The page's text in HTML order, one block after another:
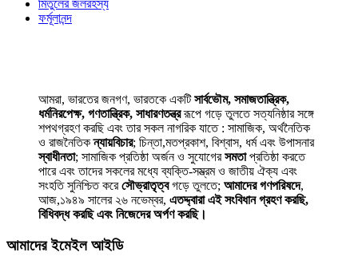
মিতুলের জলরহস্য
ফর্মূলানন্দ
আমরা, ভারতের জনগণ, ভারতকে একটিসার্বভৌম, সমাজতান্ত্রিক,
ধর্মনিরপেক্ষ, গণতান্ত্রিক, সাধারণতন্ত্ররূপে গড়ে তুলতে সত্যনিষ্ঠার সঙ্গে
শপথগ্রহণ করছি এবং তার সকল নাগরিক যাতে : সামাজিক, অর্থনৈতিক
ও রাজনৈতিকন্যায়বিচার; চিন্তা,মতপ্রকাশ, বিশ্বাস, ধর্ম এবং উপাসনার
স্বাধীনতা; সামাজিক প্রতিষ্ঠা অর্জন ও সুযোগেরসমতাপ্রতিষ্ঠা করতে
পারে এবং তাদের সকলের মধ্যে ব্যক্তি-সম্ভ্রম ও জাতীয় ঐক্য এবং
সংহতি সুনিশ্চিত করেসৌভ্রাতৃত্বগড়ে তুলতে; আমাদের গণপরিষদে,
আজ,১৯৪৯ সালের ২৬ নভেম্বর, এতদ্দ্বারা এই সংবিধান গ্রহণ করছি,
বিধিবদ্ধ করছি এবং নিজেদের অর্পণ করছি।
আমাদের ইমেইল আইডি